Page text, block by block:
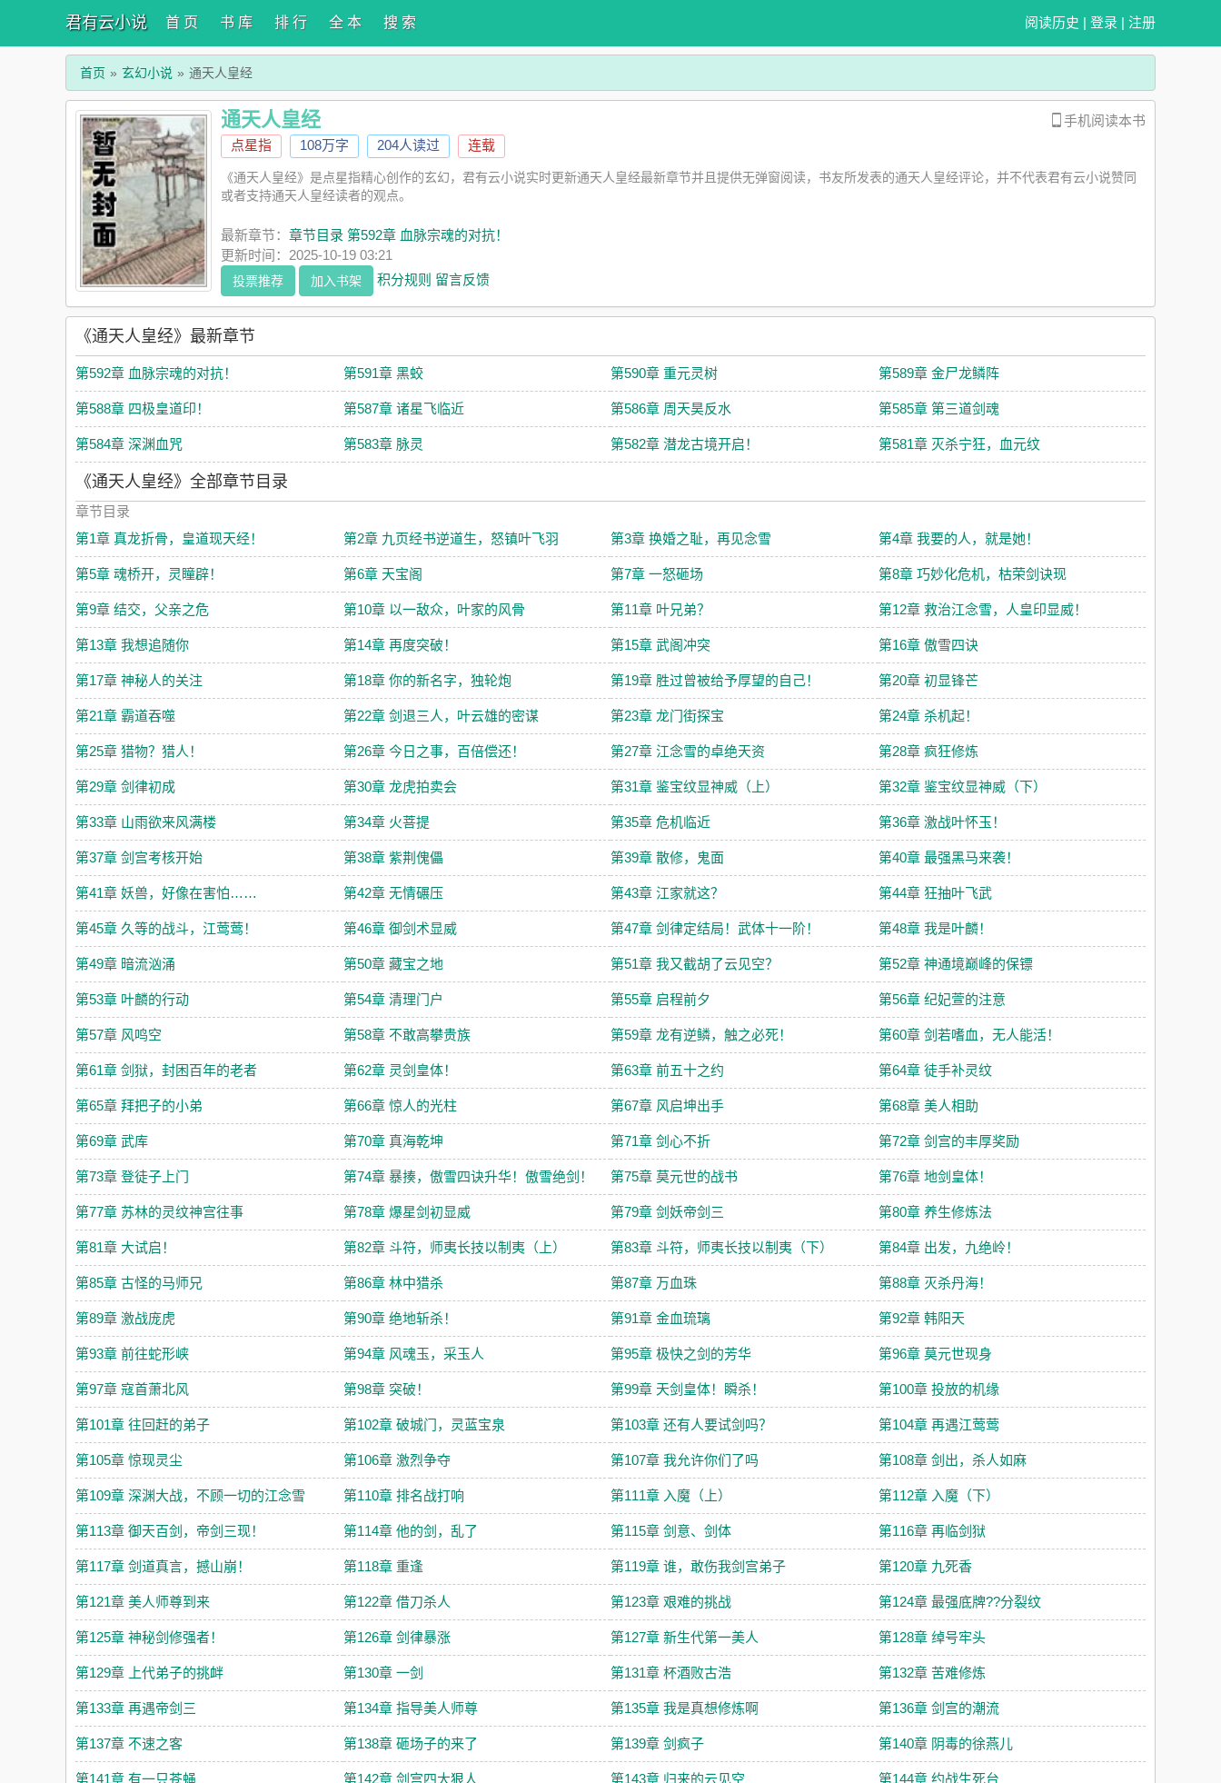
君有云小说 阅读历史 | 登录 | 注册
首 页 书 库 排 行 全 本 搜 索
首页 玄幻小说 通天人皇经
手机阅读本书
通天人皇经
点星指 108万字 204人读过 连载
《通天人皇经》是点星指精心创作的玄幻，君有云小说实时更新通天人皇经最新章节并且提供无弹窗阅读，书友所发表的通天人皇经评论，并不代表君有云小说赞同
或者支持通天人皇经读者的观点。
最新章节： 章节目录 第592章 血脉宗魂的对抗！
更新时间：2025-10-19 03:21
投票推荐 加入书架 积分规则 留言反馈
《通天人皇经》最新章节
第592章 血脉宗魂的对抗！ 第591章 黑蛟 第590章 重元灵树 第589章 金尸龙鳞阵
第588章 四极皇道印！ 第587章 诸星飞临近 第586章 周天昊反水 第585章 第三道剑魂
第584章 深渊血咒 第583章 脉灵 第582章 潜龙古境开启！ 第581章 灭杀宁狂，血元纹
《通天人皇经》全部章节目录
章节目录
第1章 真龙折骨，皇道现天经！
第2章 九页经书逆道生，怒镇叶飞羽 第3章 换婚之耻，再见念雪 第4章 我要的人，就是她！
第5章 魂桥开，灵瞳辟！ 第6章 天宝阁 第7章 一怒砸场 第8章 巧妙化危机，枯荣剑诀现
第9章 结交，父亲之危 第10章 以一敌众，叶家的风骨 第11章 叶兄弟？ 第12章 救治江念雪，人皇印显威！
第13章 我想追随你 第14章 再度突破！ 第15章 武阁冲突 第16章 傲雪四诀
第17章 神秘人的关注 第18章 你的新名字，独轮炮 第19章 胜过曾被给予厚望的自己！ 第20章 初显锋芒
第21章 霸道吞噬 第22章 剑退三人，叶云雄的密谋 第23章 龙门街探宝 第24章 杀机起！
第25章 猎物？猎人！ 第26章 今日之事，百倍偿还！ 第27章 江念雪的卓绝天资 第28章 疯狂修炼
第29章 剑律初成 第30章 龙虎拍卖会 第31章 鉴宝纹显神威（上） 第32章 鉴宝纹显神威（下）
第33章 山雨欲来风满楼 第34章 火菩提 第35章 危机临近 第36章 激战叶怀玉！
第37章 剑宫考核开始 第38章 紫荆傀儡 第39章 散修，鬼面 第40章 最强黑马来袭！
第41章 妖兽，好像在害怕…… 第42章 无情碾压 第43章 江家就这？ 第44章 狂抽叶飞武
第45章 久等的战斗，江莺莺！ 第46章 御剑术显威 第47章 剑律定结局！武体十一阶！ 第48章 我是叶麟！
第49章 暗流汹涌 第50章 藏宝之地 第51章 我又截胡了云见空？ 第52章 神通境巅峰的保镖
第53章 叶麟的行动 第54章 清理门户 第55章 启程前夕 第56章 纪妃萱的注意
第57章 风鸣空 第58章 不敢高攀贵族 第59章 龙有逆鳞，触之必死！ 第60章 剑若嗜血，无人能活！
第61章 剑狱，封困百年的老者 第62章 灵剑皇体！ 第63章 前五十之约 第64章 徒手补灵纹
第65章 拜把子的小弟 第66章 惊人的光柱 第67章 风启坤出手 第68章 美人相助
第69章 武库 第70章 真海乾坤 第71章 剑心不折 第72章 剑宫的丰厚奖励
第73章 登徒子上门 第74章 暴揍，傲雪四诀升华！傲雪绝剑！ 第75章 莫元世的战书 第76章 地剑皇体！
第77章 苏林的灵纹神宫往事 第78章 爆星剑初显威 第79章 剑妖帝剑三 第80章 养生修炼法
第81章 大试启！ 第82章 斗符，师夷长技以制夷（上） 第83章 斗符，师夷长技以制夷（下） 第84章 出发，九绝岭！
第85章 古怪的马师兄 第86章 林中猎杀 第87章 万血珠 第88章 灭杀丹海！
第89章 激战庞虎 第90章 绝地斩杀！ 第91章 金血琉璃 第92章 韩阳天
第93章 前往蛇形峡 第94章 风魂玉，采玉人 第95章 极快之剑的芳华 第96章 莫元世现身
第97章 寇首萧北风 第98章 突破！ 第99章 天剑皇体！瞬杀！ 第100章 投放的机缘
第101章 往回赶的弟子 第102章 破城门，灵蓝宝泉 第103章 还有人要试剑吗？ 第104章 再遇江莺莺
第105章 惊现灵尘 第106章 激烈争夺 第107章 我允许你们了吗 第108章 剑出，杀人如麻
第109章 深渊大战，不顾一切的江念雪 第110章 排名战打响 第111章 入魔（上） 第112章 入魔（下）
第113章 御天百剑，帝剑三现！ 第114章 他的剑，乱了 第115章 剑意、剑体 第116章 再临剑狱
第117章 剑道真言，撼山崩！ 第118章 重逢 第119章 谁，敢伤我剑宫弟子 第120章 九死香
第121章 美人师尊到来 第122章 借刀杀人 第123章 艰难的挑战 第124章 最强底牌??分裂纹
第125章 神秘剑修强者！ 第126章 剑律暴涨 第127章 新生代第一美人 第128章 绰号牢头
第129章 上代弟子的挑衅 第130章 一剑 第131章 杯酒败古浩 第132章 苦难修炼
第133章 再遇帝剑三 第134章 指导美人师尊 第135章 我是真想修炼啊 第136章 剑宫的潮流
第137章 不速之客 第138章 砸场子的来了 第139章 剑疯子 第140章 阴毒的徐燕儿
第141章 有一只苍蝇 第142章 剑宫四大狠人 第143章 归来的云见空 第144章 约战生死台